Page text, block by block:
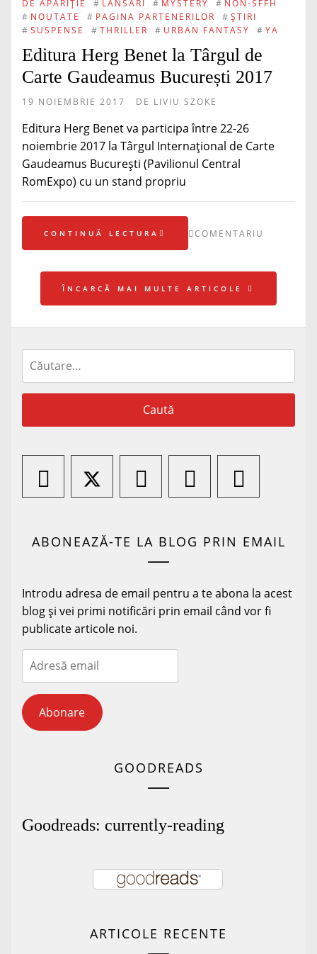
DE APARIȚIE # LANSĂRI # MYSTERY # NON-SFFH
# NOUTATE # PAGINA PARTENERILOR # ȘTIRI
# SUSPENSE # THRILLER # URBAN FANTASY # YA
Editura Herg Benet la Târgul de
Carte Gaudeamus București 2017
19 NOIEMBRIE 2017 DE LIVIU SZOKE
Editura Herg Benet va participa între 22-26
noiembrie 2017 la Târgul Internațional de Carte
Gaudeamus București (Pavilionul Central
RomExpo) cu un stand propriu
CONTINUĂ LECTURA COMENTARIU
ÎNCARCĂ MAI MULTE ARTICOLE
după:
ABONEAZĂ-TE LA BLOG PRIN EMAIL
Introdu adresa de email pentru a te abona la acest
blog și vei primi notificări prin email când vor fi
publicate articole noi.
Adresă
email
Abonare
GOODREADS
Goodreads: currently-reading
ARTICOLE RECENTE